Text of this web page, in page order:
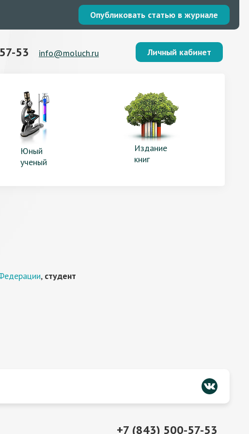
Опубликовать статью в журнале
53 info@moluch.ru Личный кабинет
Юный
ученый
Издание
книг
, студент
+7 (843) 500-57-53